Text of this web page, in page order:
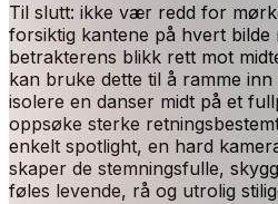
Til slutt: ikke vær redd for
forsiktig kantene på hvert
betrakterens blikk rett mot
kan bruke dette til å ramme
isolere en danser midt på et
oppsøke sterke
enkelt spotlight, en hard
skaper de stemningsfulle,
føles levende, rå og utrolig